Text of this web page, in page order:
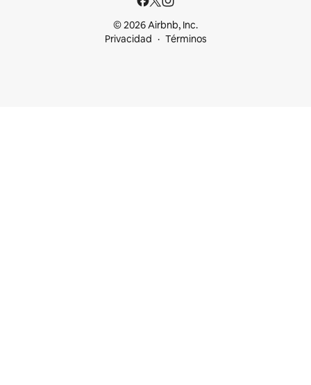
© 2026 Airbnb, Inc.
Privacidad
Términos